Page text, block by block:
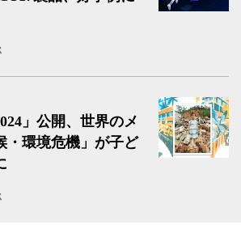
」公開、世界のメ
・環境危機」が子ど